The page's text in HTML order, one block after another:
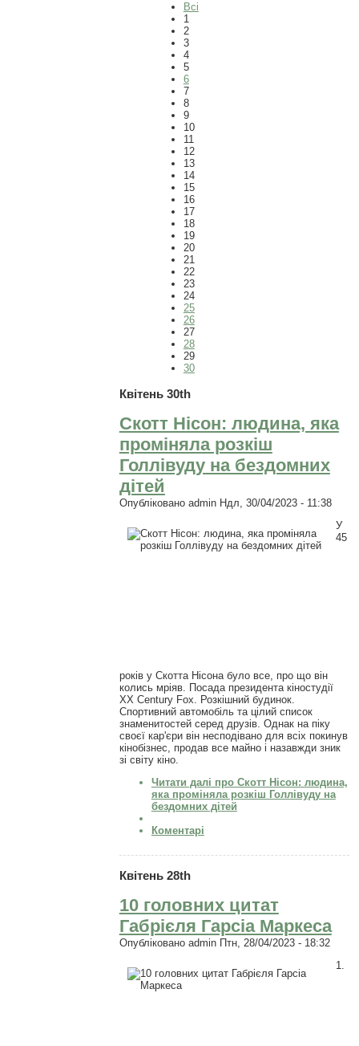
Всі
1
2
3
4
5
6
7
8
9
10
11
12
13
14
15
16
17
18
19
20
21
22
23
24
25
26
27
28
29
30
Квітень 30th
Скотт Нісон: людина, яка
проміняла розкіш
Голлівуду на бездомних
дітей
Опубліковано adminНдл, 30/04/2023 - 11:38
У
45
років у Скотта Нісона було все, про що він
колись мріяв. Посада президента кіностудії
XX Century Fox. Розкішний будинок.
Спортивний автомобіль та цілий список
знаменитостей серед друзів. Однак на піку
своєї кар'єри він несподівано для всіх покинув
кінобізнес, продав все майно і назавжди зник
зі світу кіно.
Читати далі про Скотт Нісон: людина,
яка проміняла розкіш Голлівуду на
бездомних дітей
Коментарі
Квітень 28th
10 головних цитат
Габрієля Гарсіа Маркеса
Опубліковано adminПтн, 28/04/2023 - 18:32
1.